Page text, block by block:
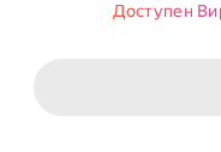
Доступен